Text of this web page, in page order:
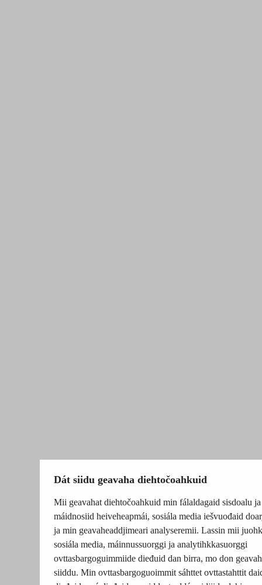
Dát siidu geavaha diehtočoahkuid
Mii geavahat diehtočoahkuid min fálaldagaid sisdoalu ja
máidnosiid heiveheapmái, sosiála media iešvuođaid
ja min geavaheaddjimeari analyseremii. Lassin mii
sosiála media, máinnussuorggi ja analytihkkasuorggi
ovttasbargoguimmiide dieđuid dan birra, mo don
siiddu. Min ovttasbargoguoimmit sáhttet ovttastahttit